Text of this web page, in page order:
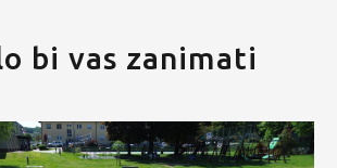
bi vas zanimati